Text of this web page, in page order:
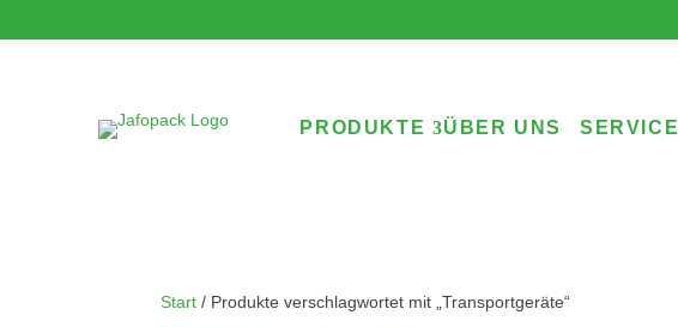
PRODUKTE ÜBER UNS SERVICE
Start / Produkte verschlagwortet mit „Transportgeräte“